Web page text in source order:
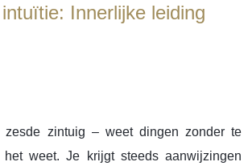
Innerlijke leiding
zintuig – weet dingen zonder te
weet. Je krijgt steeds aanwijzingen